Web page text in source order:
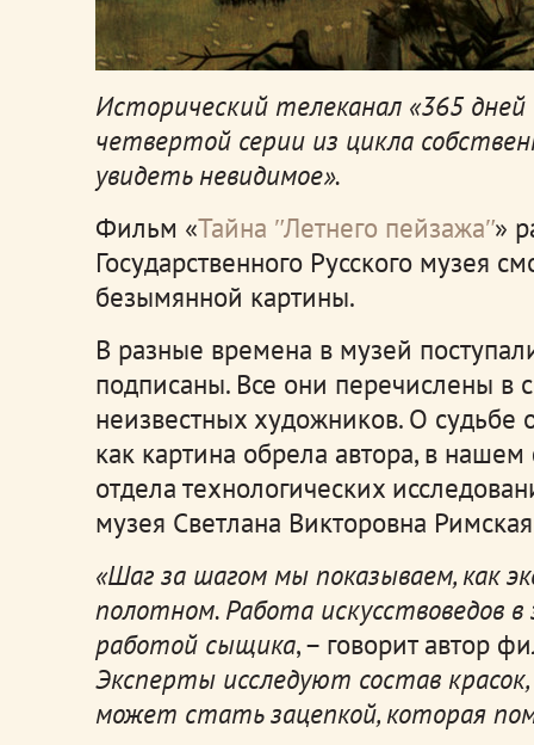
Исторический телеканал «365
четвертой серии из цикла
увидеть невидимое».
Фильм «Тайна ʺЛетнего пейзажаʺ»
Государственного Русского музея
безымянной картины.
В разные времена в музей
подписаны. Все они перечислены в
неизвестных художников. О судьбе
как картина обрела автора, в
отдела технологических
музея Светлана Викторовна
«Шаг за шагом мы показываем, как
полотном. Работа
работой сыщика, – говорит автор
Эксперты исследуют состав
может стать зацепкой, которая